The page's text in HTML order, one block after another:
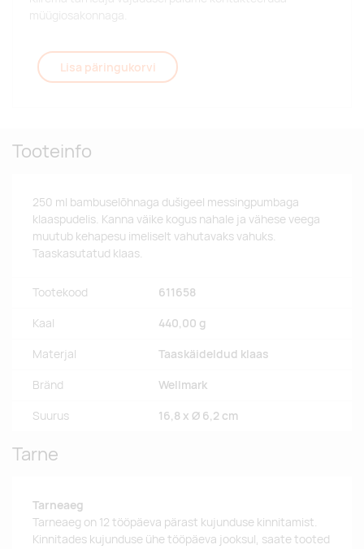
müügiosakonnaga.
Lisa päringukorvi
Tooteinfo
250 ml bambuselõhnaga dušigeel messingpumbaga
klaaspudelis. Kanna väike kogus nahale ja vähese veega
muutub kehapesu imeliselt vahutavaks vahuks.
Taaskasutatud klaas.
Tootekood 611658
Kaal 440,00 g
Materjal Taaskäideldud klaas
Bränd Wellmark
Suurus 16,8 x Ø 6,2 cm
Tarne
Tarneaeg
Tarneaeg on 12 tööpäeva pärast kujunduse kinnitamist.
Kinnitades kujunduse ühe tööpäeva jooksul, saate tooted